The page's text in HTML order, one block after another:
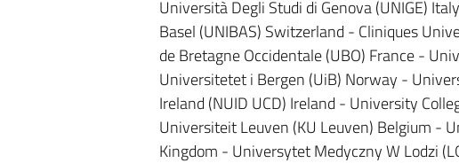
Università Degli Studi di Genova (UNIGE)
Basel (UNIBAS) Switzerland - Cliniques
de Bretagne Occidentale (UBO) France -
Universitetet i Bergen (UiB) Norway -
Ireland (NUID UCD) Ireland - University
Universiteit Leuven (KU Leuven) Belgium -
Kingdom - Universytet Medyczny W Lodzi